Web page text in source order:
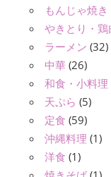
もんじゃ焼き
やきとり・鶏
ラーメン (32)
中華 (26)
和食・小料
天ぷら (5)
定食 (59)
沖縄料理 (1)
洋食 (1)